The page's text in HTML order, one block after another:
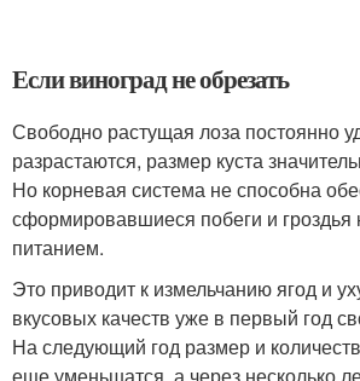
Если виноград не обрезать
Свободно растущая лоза постоянно
разрастаются, размер куста
Но корневая система не способна
сформировавшиеся побеги и
питанием.
Это приводит к измельчанию ягод и
вкусовых качеств уже в первый год
На следующий год размер и
еще уменьшатся, а через несколько